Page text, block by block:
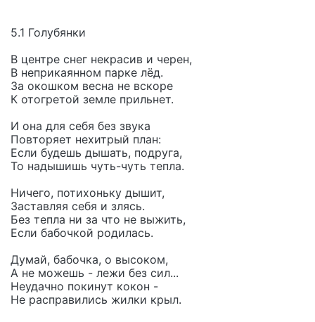
5.1 Голубянки
В центре снег некрасив и черен,
В неприкаянном парке лёд.
За окошком весна не вскоре
К отогретой земле прильнет.
И она для себя без звука
Повторяет нехитрый план:
Если будешь дышать, подруга,
То надышишь чуть-чуть тепла.
Ничего, потихоньку дышит,
Заставляя себя и злясь.
Без тепла ни за что не выжить,
Если бабочкой родилась.
Думай, бабочка, о высоком,
А не можешь - лежи без сил...
Неудачно покинут кокон -
Не расправились жилки крыл.